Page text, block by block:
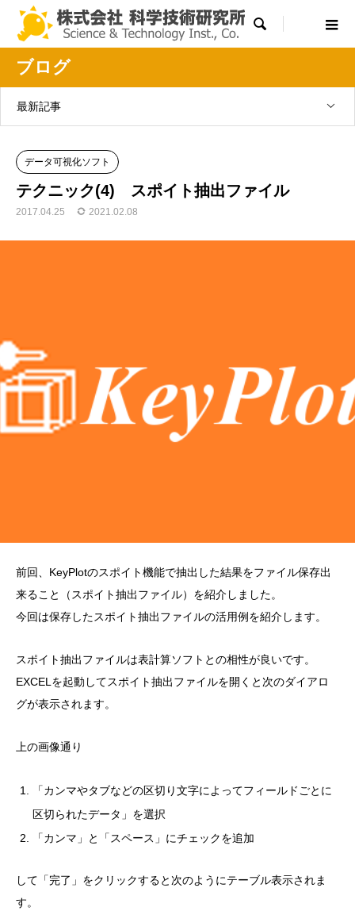

ブログ
最新記事
データ可視化ソフト
テクニック(4) スポイト抽出ファイル
2017.04.25 2021.02.08
前回、KeyPlotのスポイト機能で抽出した結果をファイル保存出
来ること（スポイト抽出ファイル）を紹介しました。
今回は保存したスポイト抽出ファイルの活用例を紹介します。
スポイト抽出ファイルは表計算ソフトとの相性が良いです。
EXCELを起動してスポイト抽出ファイルを開くと次のダイアロ
グが表示されます。
上の画像通り
「カンマやタブなどの区切り文字によってフィールドごとに
区切られたデータ」を選択
「カンマ」と「スペース」にチェックを追加
して「完了」をクリックすると次のようにテーブル表示されま
す。